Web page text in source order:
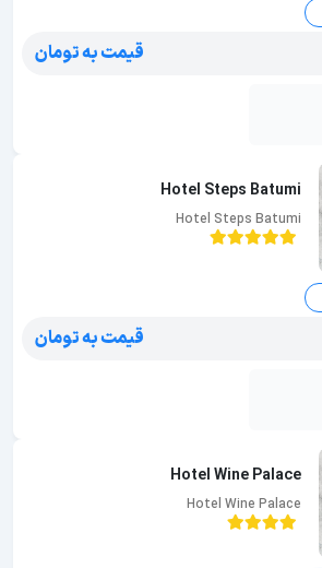
قیمت به تومان
Hotel Steps Batumi
Hotel Steps Batumi
قیمت به تومان
Hotel Wine Palace
Hotel Wine Palace